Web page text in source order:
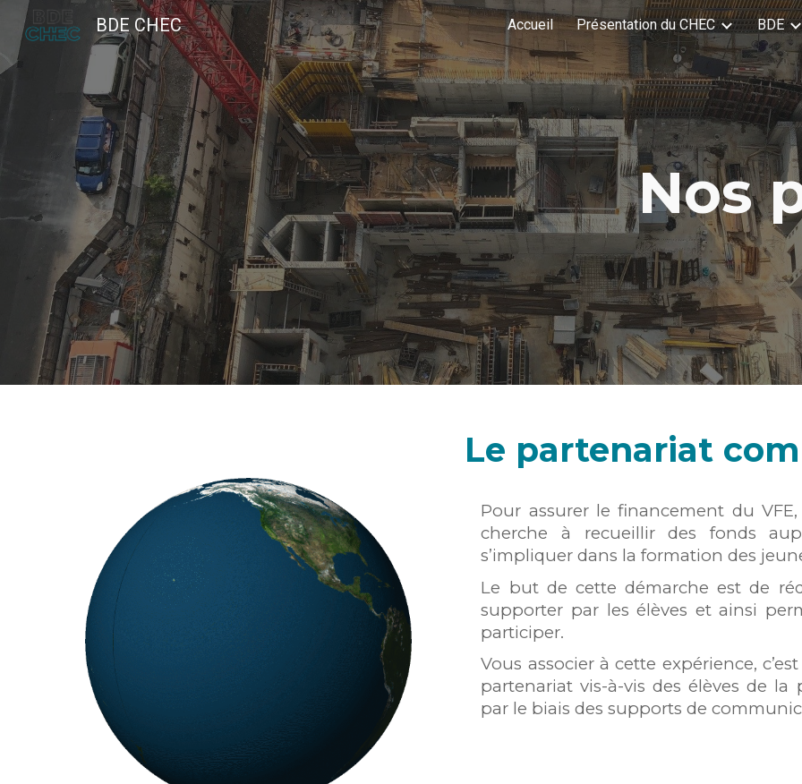
Skip to main content Skip to
BDE CHEC Accueil Présentation du CHEC BDE
Nos
Le partenariat
Pour assurer lefinancement du VFE
cherche à recueillir des fonds
s’impliquer dans la formation des
Le but de cette démarche est de
supporter par les élèves et ainsi
participer.
Vous associer à cette expérience,
partenariat vis-à-vis des élèves de
par le biais des supports de